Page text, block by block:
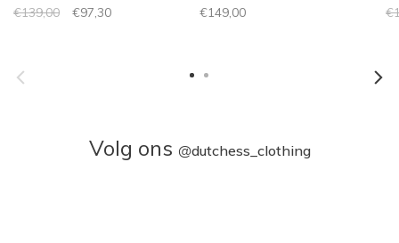
€139,00 €97,30 €149,00
Volg ons @dutchess_clothing